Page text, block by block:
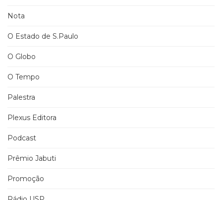
Nota
O Estado de S.Paulo
O Globo
O Tempo
Palestra
Plexus Editora
Podcast
Prêmio Jabuti
Promoção